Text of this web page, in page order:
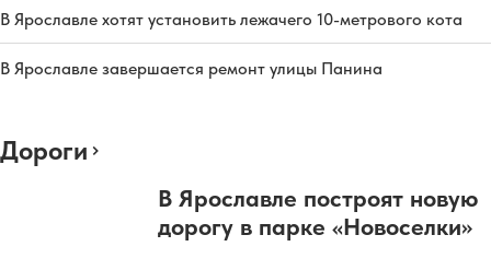
В Ярославле хотят установить лежачего 10-метрового кота
В Ярославле завершается ремонт улицы Панина
Дороги
В Ярославле построят новую
дорогу в парке «Новоселки»